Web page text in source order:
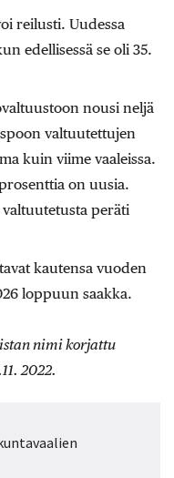
reilusti. Uudessa
edellisessä se oli 35.
nousi neljä
valtuutettujen
kuin viime vaaleissa.
on uusia.
peräti
kautensa vuoden
loppuun saakka.
nimi korjattu
2022.